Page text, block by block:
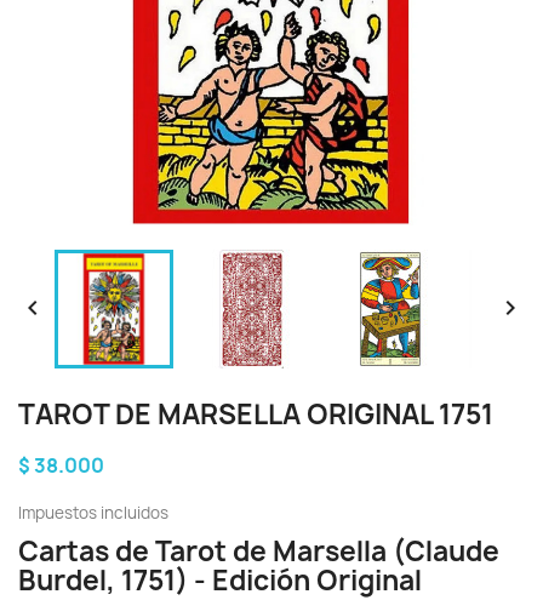
 
TAROT DE MARSELLA ORIGINAL 1751
$ 38.000
Impuestos incluidos
Cartas de Tarot de Marsella (Claude
Burdel, 1751) - Edición Original